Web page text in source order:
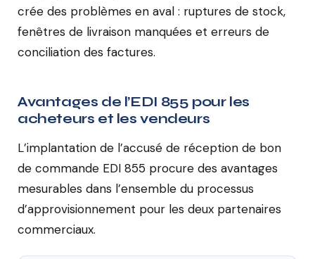
crée des problèmes en aval : ruptures de stock,
fenêtres de livraison manquées et erreurs de
conciliation des factures.
Avantages de l’EDI 855 pour les
acheteurs et les vendeurs
L’implantation de l’accusé de réception de bon
de commande EDI 855 procure des avantages
mesurables dans l’ensemble du processus
d’approvisionnement pour les deux partenaires
commerciaux.